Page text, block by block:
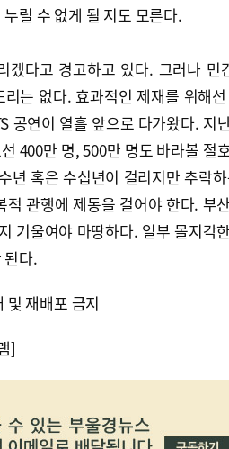
릴 수 없게 될 지도 모른다.
겠다고 경고하고 있다. 그러나 민
는 없다. 효과적인 제재를 위해
공연이 열흘 앞으로 다가왔다. 지
400만 명, 500만 명도 바라볼 절
년 혹은 수십년이 걸리지만 추락
관행에 제동을 걸어야 한다. 부
기울여야 마땅하다. 일부 몰지각
된다.
재배포 금지
]